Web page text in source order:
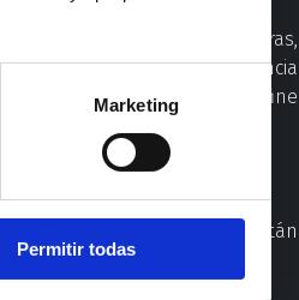
Marketing
Permitir todas
que reutilizan estructuras,
es casualidad. Es coherencia
es la decisión técnica que define
cuántos proyectos aún están